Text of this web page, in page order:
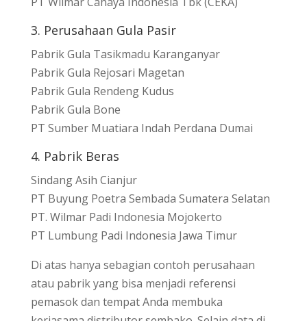
3. Perusahaan Gula Pasir
Pabrik Gula Tasikmadu Karanganyar
Pabrik Gula Rejosari Magetan
Pabrik Gula Rendeng Kudus
Pabrik Gula Bone
PT Sumber Muatiara Indah Perdana Dumai
4. Pabrik Beras
Sindang Asih Cianjur
PT Buyung Poetra Sembada Sumatera Selatan
PT. Wilmar Padi Indonesia Mojokerto
PT Lumbung Padi Indonesia Jawa Timur
Di atas hanya sebagian contoh perusahaan
atau pabrik yang bisa menjadi referensi
pemasok dan tempat Anda membuka